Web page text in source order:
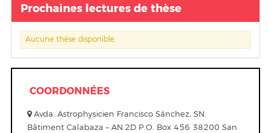
Prochaines lectures de thèse
Aucune thèse disponible.
COORDONNÉES
Avda. Astrophysicien Francisco Sánchez, SN.
Bâtiment Calabaza – AN.2D P.O. Box 456 38200 San